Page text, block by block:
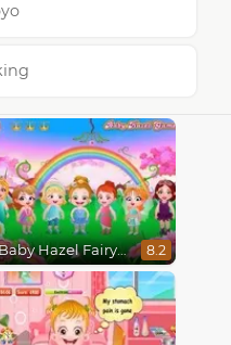
Baby Hazel Fairyland Ballet 8.2